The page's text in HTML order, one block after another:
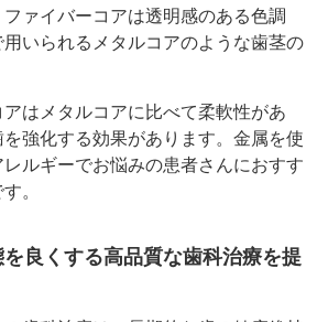
ァイバーコアは透明感のある色調
いられるメタルコアのような歯茎の
はメタルコアに比べて柔軟性があ
強化する効果があります。金属を使
ルギーでお悩みの患者さんにおすす
。
良くする高品質な歯科治療を提